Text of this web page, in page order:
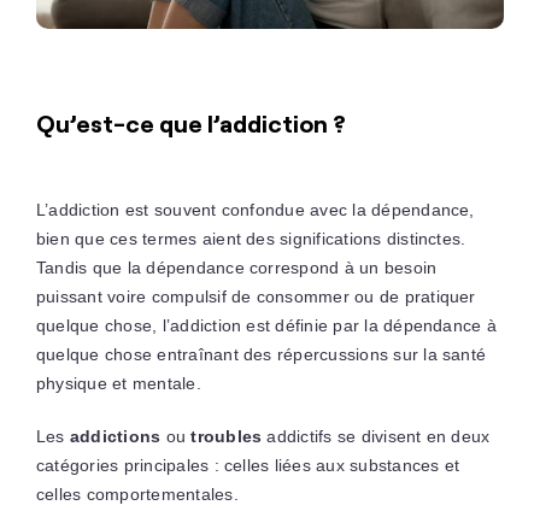
Qu’est-ce que l’addiction ?
L’addiction est souvent confondue avec la dépendance,
bien que ces termes aient des significations distinctes.
Tandis que la dépendance correspond à un besoin
puissant voire compulsif de consommer ou de pratiquer
quelque chose, l’addiction est définie par la dépendance à
quelque chose entraînant des répercussions sur la santé
physique et mentale.
Les addictions outroubles addictifs se divisent en deux
catégories principales : celles liées aux substances et
celles comportementales.